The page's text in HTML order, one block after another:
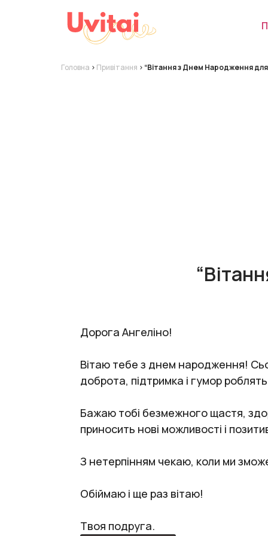
Головна > Привітання > “Вітання з Днем Народження для
Дорога Ангеліно!
Вітаю тебе з днем народження!
доброта, підтримка і гумор
Бажаю тобі безмежного щастя,
приносить нові можливості і
З нетерпінням чекаю, коли ми
Обіймаю і ще раз вітаю!
Твоя подруга.